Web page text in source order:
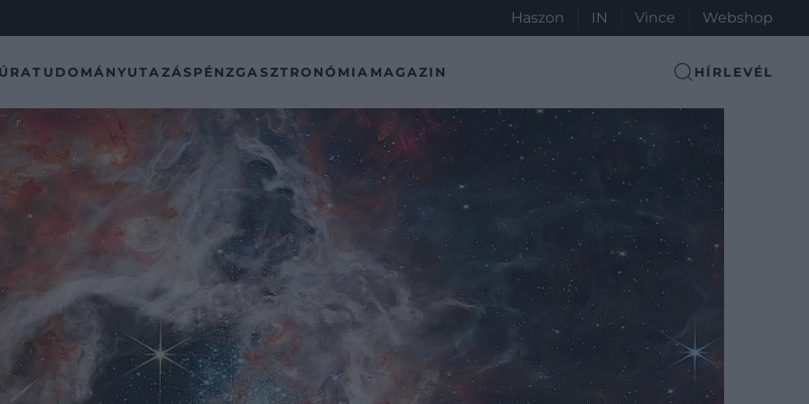
Haszon IN Vince Webshop
TUDOMÁNYUTAZÁSPÉNZGASZTRONÓMIA MAGAZIN HÍRLEVÉL